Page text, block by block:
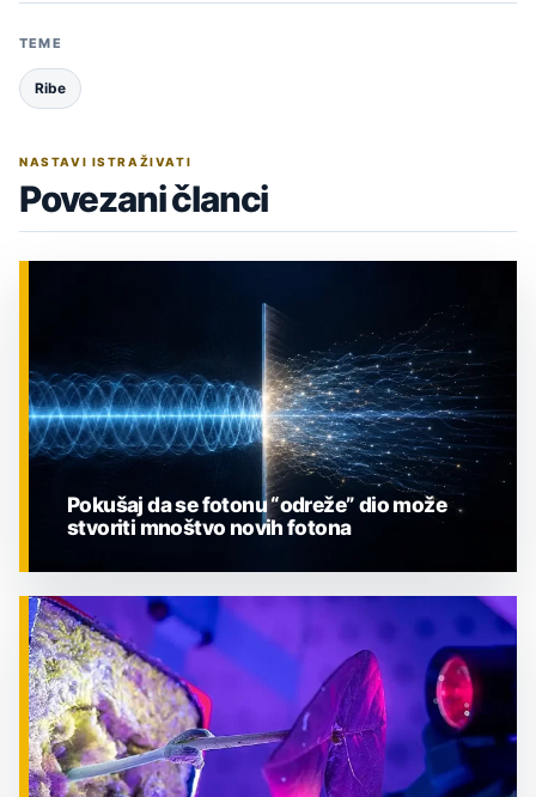
TEME
Ribe
NASTAVI ISTRAŽIVATI
Povezani članci
ZNANOST
Pokušaj da se fotonu “odreže” dio može
stvoriti mnoštvo novih fotona